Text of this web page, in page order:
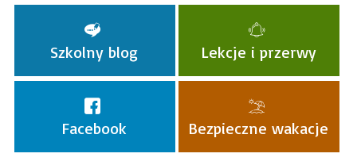
Szkolny blog Lekcje i przerwy
Facebook Bezpieczne wakacje